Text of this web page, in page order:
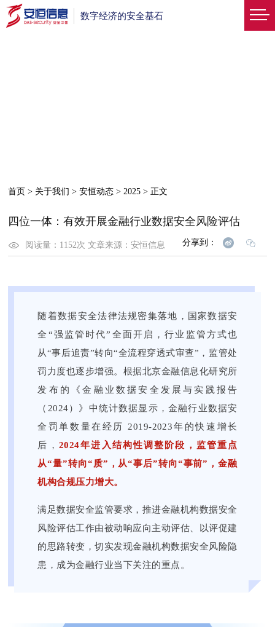
数字经济的安全基石
首页 > 关于我们 >安恒动态 >2025 > 正文
四位一体：有效开展金融行业数据安全风险评估
阅读量： 1152次文章来源：安恒信息 分享到：
随着数据安全法律法规密集落地，国家数据安
全“强监管时代”全面开启，行业监管方式也
从“事后追责”转向“全流程穿透式审查”，监管处
罚力度也逐步增强。根据北京金融信息化研究所
发布的《⾦融业数据安全发展与实践报告
（2024）》中统计数据显示，金融行业数据安
全罚单数量在经历 2019-2023年的快速增长
后， 2024年进入结构性调整阶段，监管重点
从“量”转向“质”，从“事后”转向“事前”，金融
机构合规压力增大。
满足数据安全监管要求，推进金融机构数据安全
风险评估工作由被动响应向主动评估、以评促建
的思路转变，切实发现金融机构数据安全风险隐
患，成为金融行业当下关注的重点。